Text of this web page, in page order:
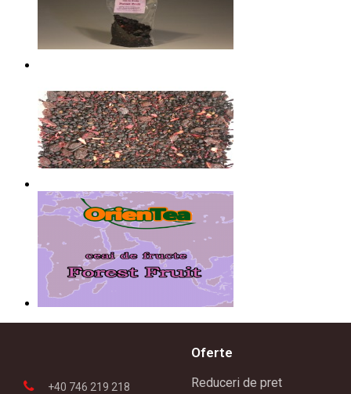
+40 746 219 218
Oferte
Reduceri de pret